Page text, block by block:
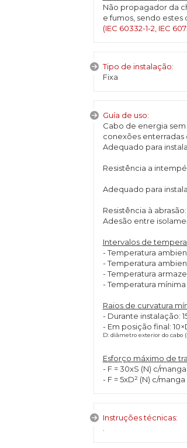
Não propagador da
e fumos, sendo
(IEC 60332-1-2, IEC
Tipo de instalação:
Fixa
Guía de uso:
Cabo de energia
conexões enterradas
Adequado para
Resistência a
Adequado para
Resistência à
Adesão entre
Intervalos de
- Temperatura
- Temperatura
- Temperatura
- Temperatura
Raios de curvatura
- Durante instalação:
- Em posição final:
D: diâmetro exterior do cabo
Esforço máximo de
- F = 30xS (N) c/
- F = 5xD² (N) c/
Instruções técnicas: